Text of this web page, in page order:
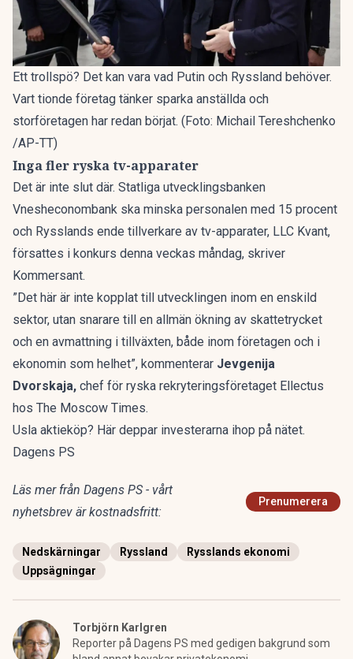
Ett trollspö? Det kan vara vad Putin och Ryssland behöver.
Vart tionde företag tänker sparka anställda och
storföretagen har redan börjat. (Foto: Michail Tereshchenko
/AP-TT)
Inga fler ryska tv-apparater
Det är inte slut där. Statliga utvecklingsbanken
Vnesheconombank ska minska personalen med 15 procent
och Rysslands ende tillverkare av tv-apparater, LLC Kvant,
försattes i konkurs denna veckas måndag, skriver
Kommersant.
”Det här är inte kopplat till utvecklingen inom en enskild
sektor, utan snarare till en allmän ökning av skattetrycket
och en avmattning i tillväxten, både inom företagen och i
ekonomin som helhet”, kommenterar Jevgenija
Dvorskaja, chef för ryska rekryteringsföretaget Ellectus
hos The Moscow Times.
Usla aktieköp? Här deppar investerarna ihop på nätet.
Dagens PS
Läs mer från Dagens PS - vårt
nyhetsbrev är kostnadsfritt:
Prenumerera
Nedskärningar Ryssland
Rysslands ekonomi
Uppsägningar
Torbjörn Karlgren
Reporter på Dagens PS med gedigen bakgrund som